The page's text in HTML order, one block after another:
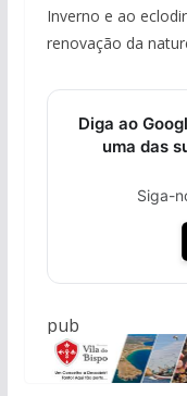
Inverno e ao
renovação da
Diga ao
uma das
Siga-
pub